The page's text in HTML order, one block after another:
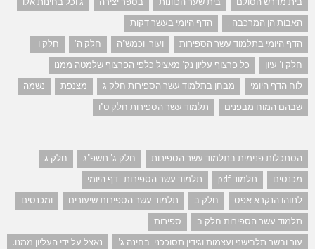
האבות הן המרכבה .
הדף היומי בעשר דקות
הדף היומי בתלמוד עשר הספירות
ועור. וכמש"ה חלק ה'
חלק ו'
חלק ו' עיון
כל פרצוף עליון נק' מאציל כלפי הפרצוף שלמטה ממנו
לוח הדף היומי
מבחן בתלמוד עשר הספירות חלק ג מצנפת
נשמה
שבהם המוח מבפנים
תלמוד עשר הספירות חלק ט"ו
הסתכלות פנימית בתלמוד עשר הספירות חלק ג' תשפ"ג
חלק ג
מכנסים
תלמוד pdf
תלמוד עשר הספירות- דף היומי
לתוהו הנקרא אפס
חלק ב תלמוד עשר הספירות שיעורים
ומכנסים
תלמוד עשר הספירות חלק ב
ספירות
עור ובשר תלבישני ועצמות וגידין תסוככני. בחינה ג'
נאצל על ידי העליון ממנו.